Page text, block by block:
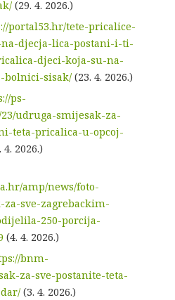
(29. 4. 2026.)
portal53.hr/tete-pricalice-
djecja-lica-postani-i-ti-
djeci-koja-su-na-
bolnici-sisak/(23. 4. 2026.)
ps-
23/udruga-smijesak-za-
teta-pricalica-u-opcoj-
2026.)
amp/news/foto-
sve-zagrebackim-
250-porcija-
(4. 4. 2026.)
bnm-
za-sve-postanite-teta-
(3. 4. 2026.)